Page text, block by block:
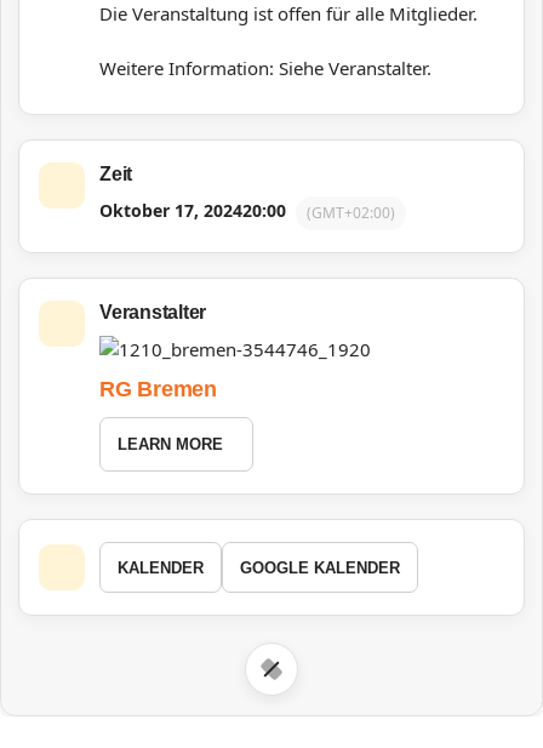
Die Veranstaltung ist offen für alle Mitglieder.
Weitere Information: Siehe Veranstalter.
Zeit
Oktober 17, 202420:00 (GMT+02:00)
Veranstalter
RG Bremen
LEARN MORE
KALENDER GOOGLE KALENDER